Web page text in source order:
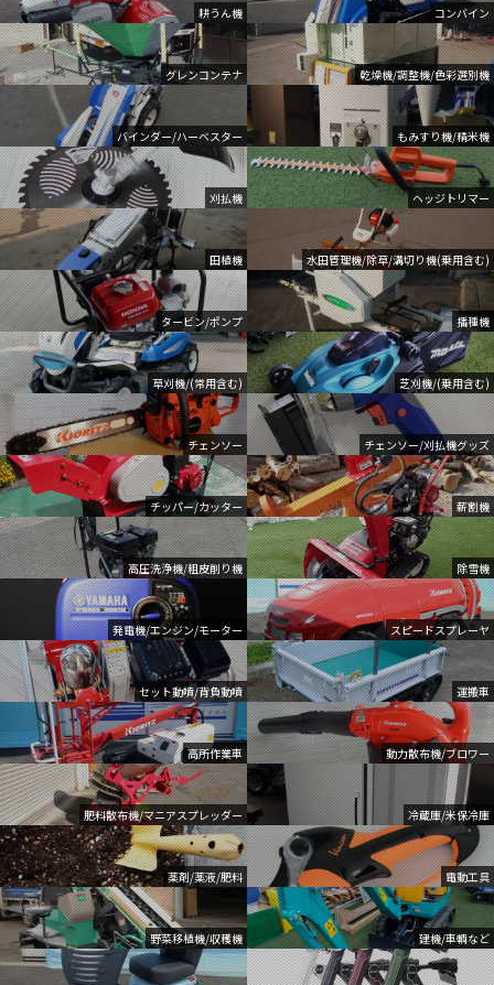
耕うん機 コンバイン
グレンコンテナ 乾燥機/調整機/色彩選別機
バインダー/ハーベスター もみすり機/精米機
刈払機 ヘッジトリマー
田植機 水田管理機/除草/溝切り機(乗用含む)
タービン/ポンプ 播種機
草刈機/(常用含む) 芝刈機/(乗用含む)
チェンソー チェンソー/刈払機グッズ
チッパー/カッター 薪割機
高圧洗浄機/粗皮削り機 除雪機
発電機/エンジン/モーター スピードスプレーヤ
セット動噴/背負動噴 運搬車
高所作業車 動力散布機/ブロワー
肥料散布機/マニアスプレッダー 冷蔵庫/米保冷庫
薬剤/薬液/肥料 電動工具
野菜移植機/収穫機 建機/車輌など